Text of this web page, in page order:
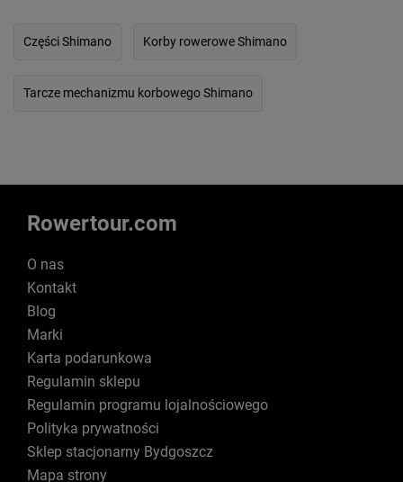
Części Shimano Korby rowerowe Shimano
Tarcze mechanizmu korbowego Shimano
Rowertour.com
O nas
Kontakt
Blog
Marki
Karta podarunkowa
Regulamin sklepu
Regulamin programu lojalnościowego
Polityka prywatności
Sklep stacjonarny Bydgoszcz
Mapa strony